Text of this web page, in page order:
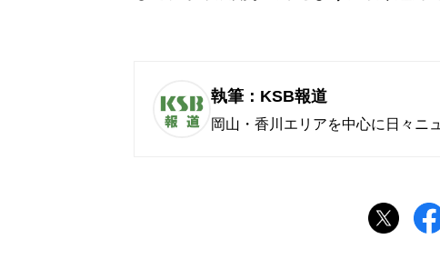
執筆：KSB報道
岡山・香川エリアを中心に日々ニ